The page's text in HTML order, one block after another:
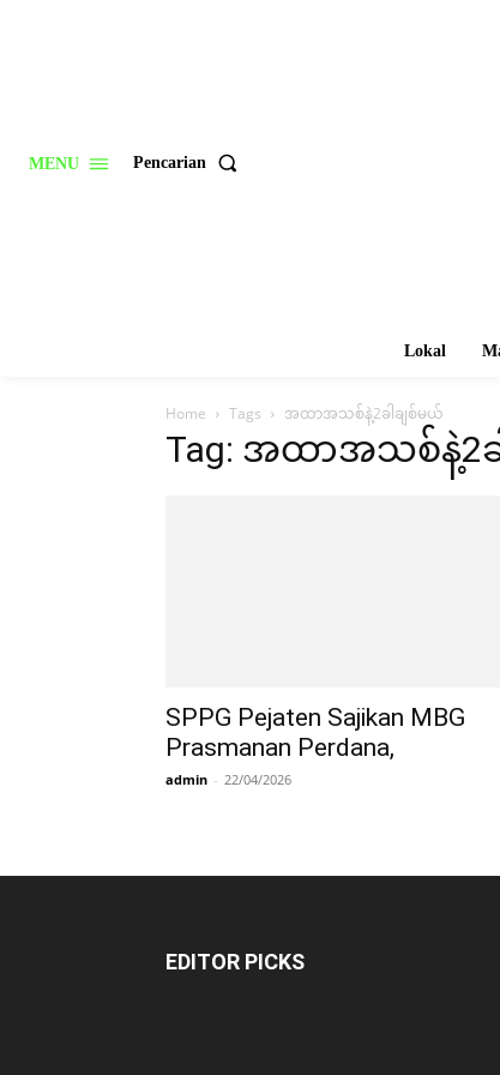
MENU Pencarian
Lokal
Home Tags အထာအသစ်နဲ့2ခါချစ်မယ်
Tag: အထာအသစ်နဲ့2ခ
SPPG Pejaten Sajikan MBG
Prasmanan Perdana,
admin - 22/04/2026
EDITOR PICKS